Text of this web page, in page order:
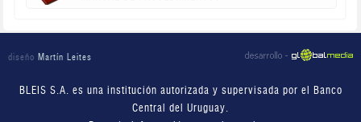
diseño Martín Leites
BLEIS S.A. es una institución autorizada y supervisada por el Banco
Central del Uruguay.